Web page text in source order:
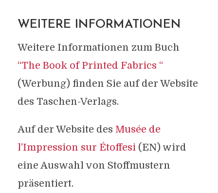
WEITERE INFORMATIONEN
Weitere Informationen zum Buch
“The Book of Printed Fabrics “
(Werbung) finden Sie auf der Website
des Taschen-Verlags.
Auf der Website des Musée de
l’Impression sur Étoffesi (EN) wird
eine Auswahl von Stoffmustern
präsentiert.